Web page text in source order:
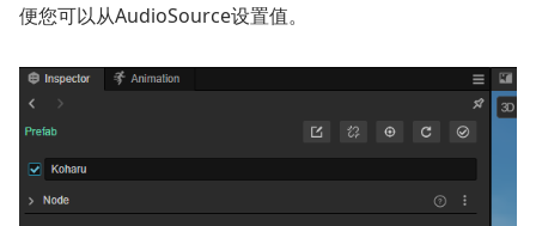
便您可以从AudioSource设置值。